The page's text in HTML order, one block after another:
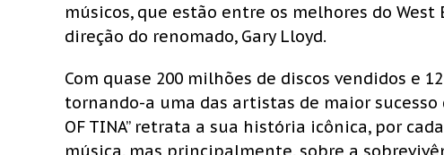
músicos, que estão entre os melhores do
direção do renomado, Gary Lloyd.
Com quase 200 milhões de discos vendidos e
tornando-a uma das artistas de maior sucesso
OF TINA” retrata a sua história icônica, por
música, mas principalmente, sobre a